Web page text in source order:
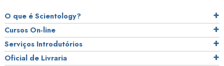
O que é Scientology?
Cursos On‑line
Serviços Introdutórios
Oficial de Livraria